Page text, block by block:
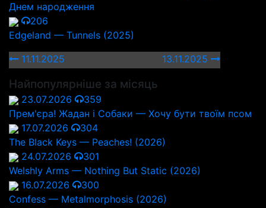
Днем народження
206
Edgeland — Tunnels (2025)
11.11.2025
13.11.2025
Найпопулярніше за місяць
23.07.2026
359
Прем'єра! Жадан і Собаки — Хочу бути твоїм псом
17.07.2026
304
The Black Keys — Peaches! (2026)
24.07.2026
301
Welshly Arms — Nothing But Static (2026)
16.07.2026
300
Confess — Metalmorphosis (2026)